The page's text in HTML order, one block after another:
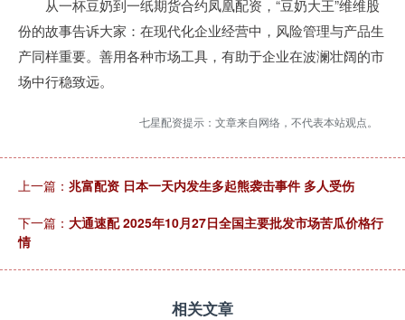
从一杯豆奶到一纸期货合约凤凰配资，“豆奶大王”维维股
份的故事告诉大家：在现代化企业经营中，风险管理与产品生
产同样重要。善用各种市场工具，有助于企业在波澜壮阔的市
场中行稳致远。
七星配资提示：文章来自网络，不代表本站观点。
上一篇： 兆富配资 日本一天内发生多起熊袭击事件 多人受伤
下一篇： 大通速配 2025年10月27日全国主要批发市场苦瓜价格行
情
相关文章